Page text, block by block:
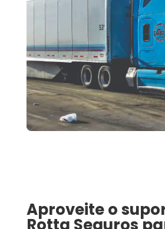
Aproveite o
Rotta Seguros